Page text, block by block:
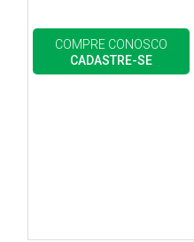
COMPRE CONOSCO
CADASTRE-SE